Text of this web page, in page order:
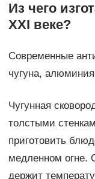
Из чего
XXI веке?
Современные
чугуна,
Чугунная
толстыми
приготовить
медленном огне.
держит